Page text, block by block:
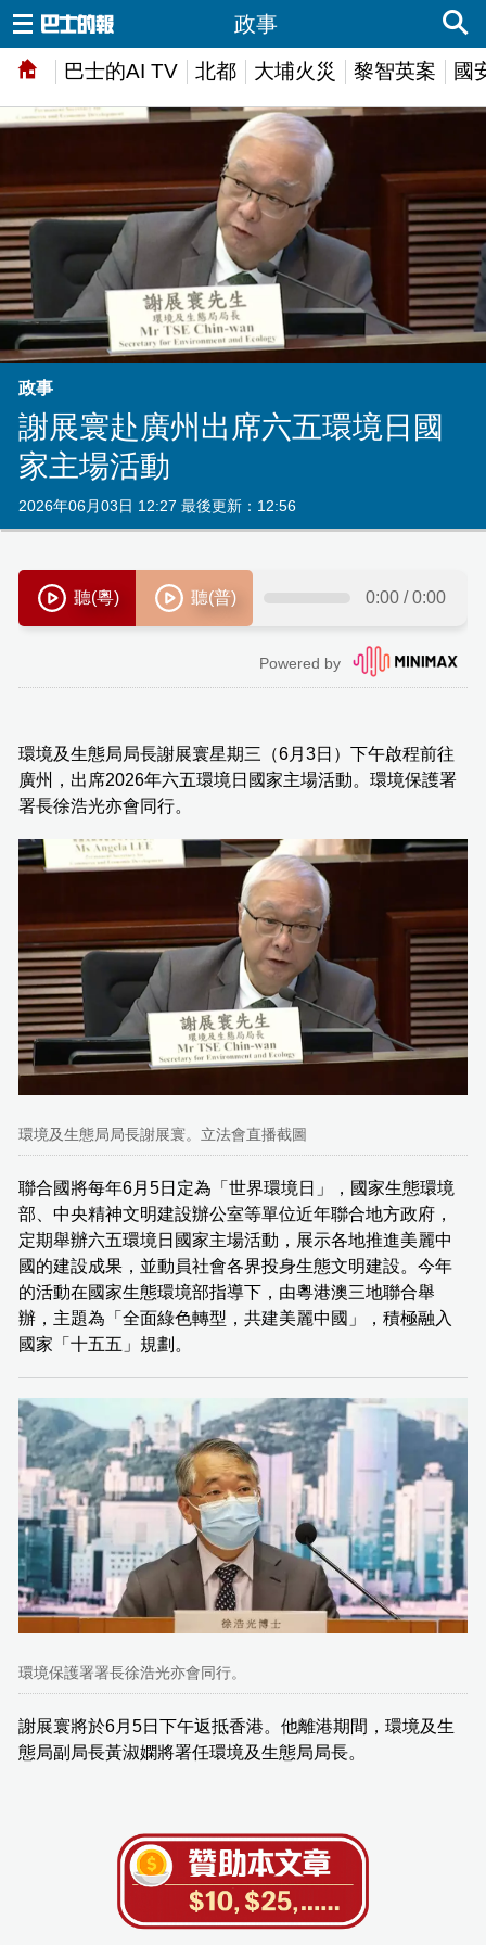
巴士的AI TV 北都 大埔火災 黎智英案 國
政事
政事
謝展寰赴廣州出席六五環境日國
家主場活動
2026年06月03日 12:27 最後更新：12:56
環境及生態局局長謝展寰星期三（6月3日）下午啟程前往
廣州，出席2026年六五環境日國家主場活動。環境保護署
署長徐浩光亦會同行。
環境及生態局局長謝展寰。立法會直播截圖
聯合國將每年6月5日定為「世界環境日」，國家生態環境
部、中央精神文明建設辦公室等單位近年聯合地方政府，
定期舉辦六五環境日國家主場活動，展示各地推進美麗中
國的建設成果，並動員社會各界投身生態文明建設。今年
的活動在國家生態環境部指導下，由粵港澳三地聯合舉
辦，主題為「全面綠色轉型，共建美麗中國」，積極融入
國家「十五五」規劃。
環境保護署署長徐浩光亦會同行。
謝展寰將於6月5日下午返抵香港。他離港期間，環境及生
態局副局長黃淑嫻將署任環境及生態局局長。